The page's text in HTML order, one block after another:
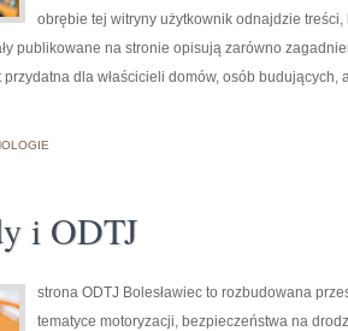
obrębie tej witryny użytkownik odnajdzie
publikowane na stronie opisują zarówno
przydatna dla właścicieli domów, osób
i ODTJ
strona ODTJ Bolesławiec to rozbudowana
tematyce motoryzacji, bezpieczeństwa na